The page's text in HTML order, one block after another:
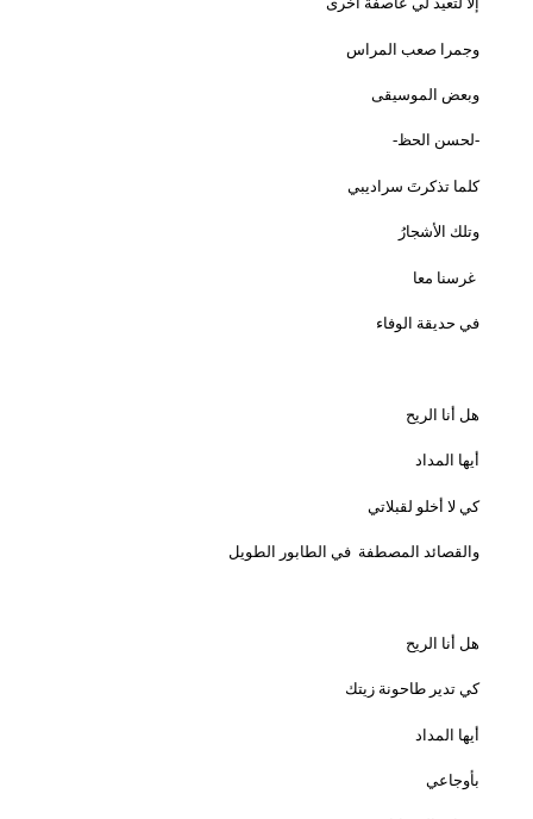
وجمرا صعب المراس
وبعض الموسيقى
-لحسن الحظ-
كلما تذكرتَ سراديبي
وتلك الأشجارُ
غرسنا معا
في حديقة الوفاء
هل أنا الريح
أيها المداد
كي لا أخلو لقبلاتي
والقصائد المصطفة في الطابور الطويل
هل أنا الريح
كي تدير طاحونة زيتك
أيها المداد
بأوجاعي